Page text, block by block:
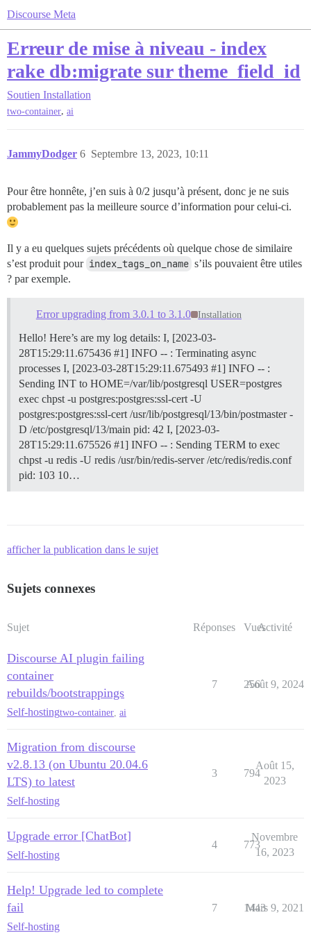
Discourse Meta
Erreur de mise à niveau - index
rake db:migrate sur theme_field_id
Soutien Installation
two-container, ai
JammyDodger Septembre 13, 2023, 10:11
6
Pour être honnête, j’en suis à 0/2 jusqu’à présent, donc je ne suis
probablement pas la meilleure source d’information pour celui-ci.
Il y a eu quelques sujets précédents où quelque chose de similaire
s’est produit pour index_tags_on_name s’ils pouvaient être utiles
? par exemple.
Error upgrading from 3.0.1 to 3.1.0 Installation
Hello! Here’s are my log details: I, [2023-03-
28T15:29:11.675436 #1] INFO -- : Terminating async
processes I, [2023-03-28T15:29:11.675493 #1] INFO -- :
Sending INT to HOME=/var/lib/postgresql USER=postgres
exec chpst -u postgres:postgres:ssl-cert -U
postgres:postgres:ssl-cert /usr/lib/postgresql/13/bin/postmaster -
D /etc/postgresql/13/main pid: 42 I, [2023-03-
28T15:29:11.675526 #1] INFO -- : Sending TERM to exec
chpst -u redis -U redis /usr/bin/redis-server /etc/redis/redis.conf
pid: 103 10…
afficher la publication dans le sujet
Sujets connexes
Sujet Réponses VuesActivité
Discourse AI plugin failing
container
rebuilds/bootstrappings
Self-hostingtwo-container ai
7 256
Août 9, 2024
Migration from discourse
v2.8.13 (on Ubuntu 20.04.6
LTS) to latest
Self-hosting
3 794
Août 15,
2023
Upgrade error [ChatBot]
Self-hosting
4 773
Novembre
16, 2023
Help! Upgrade led to complete
fail
Self-hosting
7 1443
Mars 9, 2021